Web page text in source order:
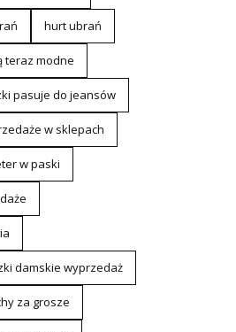
hurt ubrań
teraz modne
pasuje do jeansów
w sklepach
w paski
damskie wyprzedaż
za grosze